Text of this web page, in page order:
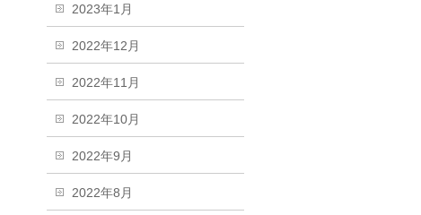
2023年1月
2022年12月
2022年11月
2022年10月
2022年9月
2022年8月